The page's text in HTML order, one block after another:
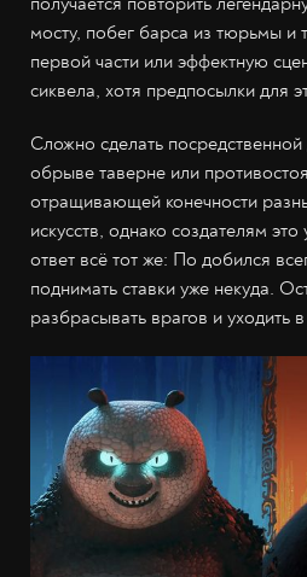
мосту, побег барса из тюрьмы и
первой части или эффектную
сиквела, хотя предпосылки для
Сложно сделать
обрыве таверне или
отращивающей конечности
искусств, однако создателям
ответ всё тот же: По добился
поднимать ставки уже некуда.
разбрасывать врагов и уходить